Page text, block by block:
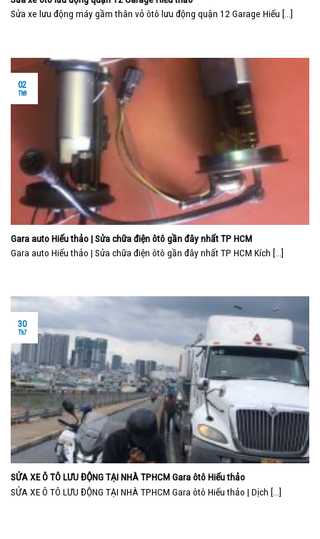
Sửa xe lưu động máy gầm thân vỏ ôtô lưu động quận 12 Garage Hiếu [...]
Gara auto Hiếu thảo | Sửa chữa điện ôtô gần đây nhất TP HCM
Gara auto Hiếu thảo | Sửa chữa điện ôtô gần đây nhất TP HCM Kích [...]
02
Th8
SỬA XE Ô TÔ LƯU ĐỘNG TẠI NHÀ TPHCM Gara ôtô Hiếu thảo
SỬA XE Ô TÔ LƯU ĐỘNG TẠI NHÀ TPHCM Gara ôtô Hiếu thảo | Dịch [...]
30
Th7